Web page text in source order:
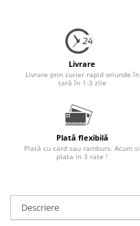
Livrare
Livrare prin curier rapid oriunde în
țară în 1-3 zile
Plată flexibilă
Plată cu card sau ramburs. Acum si
plata in 3 rate !
Descriere